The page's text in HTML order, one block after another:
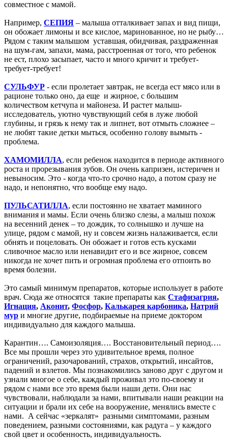
совместное с мамой.
Например, СЕПИЯ – малыша отталкивает запах и вид пищи,
он обожает лимоны и все кислое, маринованное, но не рыбу…
Рядом с таким малышом уставшая, обидчивая, раздраженная
на шум-гам, запахи, мама, расстроенная от того, что ребенок
не ест, плохо засыпает, часто и много кричит и требует-
требует-требует!
СУЛЬФУР - если пролетает завтрак, не всегда ест мясо или в
рационе только оно, да еще и жирное, с большим
количеством кетчупа и майонеза. И растет малыш-
исследователь, уютно чувствующий себя в луже любой
глубины, и грязь к нему так и липнет, вот отмыть сложнее –
не любят такие детки мыться, особенно голову вымыть -
проблема.
ХАМОМИЛЛА, если ребенок находится в периоде активного
роста и прорезывания зубов. Он очень капризен, истеричен и
невыносим. Это - когда что-то срочно надо, а потом сразу не
надо, и непонятно, что вообще ему надо.
ПУЛЬСАТИЛЛА, если постоянно не хватает маминого
внимания и мамы. Если очень близко слезы, а малыш похож
на весенний денек – то дождик, то солнышко и лучше на
улице, рядом с мамой, ну и совсем жизнь налаживается, если
обнять и поцеловать. Он обожает и готов есть кусками
сливочное масло или ненавидит его и все жирное, совсем
никогда не хочет пить и огромная проблема его отпоить во
время болезни.
Это самый минимум препаратов, которые использует в работе
врач. Сюда же относятся такие препараты как Стафизагрия,
Игнация, Аконит, Фосфор, Калькарея карбоника, Натрий
мур и многие другие, подбираемые на приеме доктором
индивидуально для каждого малыша.
Карантин…. Самоизоляция…. Восстановительный период….
Все мы прошли через это удивительное время, полное
ограничений, разочарований, страхов, открытий, инсайтов,
падений и взлетов. Мы познакомились заново друг с другом и
узнали многое о себе, каждый проживал это по-своему и
рядом с нами все это время были наши дети. Они нас
чувствовали, наблюдали за нами, впитывали наши реакции на
ситуации и брали их себе на вооружение, менялись вместе с
нами. А сейчас «зеркалят» разными симптомами, разным
поведением, разными состояниями, как радуга – у каждого
свой цвет и особенность, индивидуальность.